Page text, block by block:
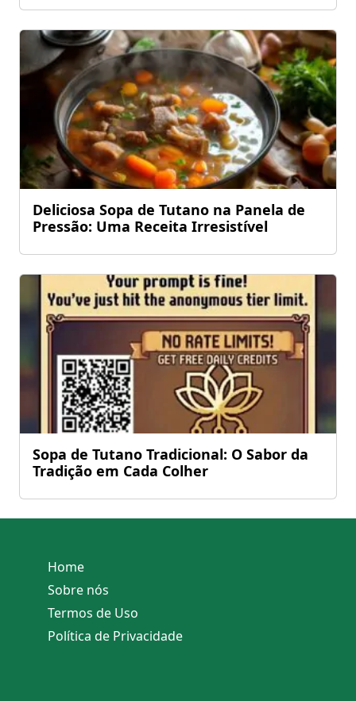
Deliciosa Sopa de Tutano na Panela de
Pressão: Uma Receita Irresistível
Sopa de Tutano Tradicional: O Sabor da
Tradição em Cada Colher
Home
Sobre nós
Termos de Uso
Política de Privacidade